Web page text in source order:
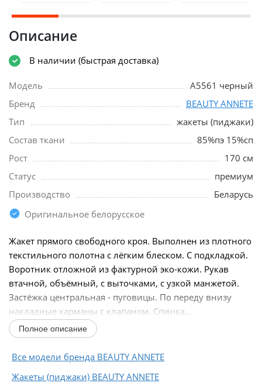
Описание
В наличии (быстрая доставка)
Модель
A5561 черный
Бренд
BEAUTY ANNETE
Тип
жакеты (пиджаки)
Состав ткани
85%пэ 15%сп
Рост
170 см
Статус
премиум
Производство
Беларусь
Оригинальное белорусское
Жакет прямого свободного кроя. Выполнен из плотного
текстильного полотна с лёгким блеском. С подкладкой.
Воротник отложной из фактурной эко-кожи. Рукав
втачной, объёмный, с выточками, с узкой манжетой.
Застёжка центральная - пуговицы. По переду внизу
накладные карманы с клапаном. Спинка...
Полное описание
Все модели бренда BEAUTY ANNETE
Жакеты (пиджаки) BEAUTY ANNETE